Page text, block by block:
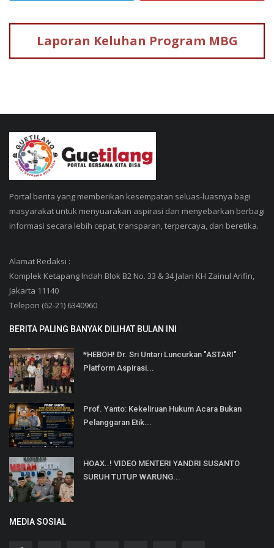
Laporan Keluhan Program MBG
Portal berita yang memberikan kesempatan seluas-luasnya bagi
masyarakat untuk menyuarakan aspirasi dan menyebarkan berbagi
informasi secara lebih cepat, transparan, terpercaya, dan beretika.
Alamat Redaksi :
Komplek Ketapang Indah Blok B2 No. 33 & 34 Jalan KH Zainul Arifin,
Jakarta 11140
Telepon (62-21) 6340960
BERITA PALING BANYAK DILIHAT BULAN INI
*HEBOH! Dr. Sri Untari Luncurkan "ASTARI"
Platform Aspirasi...
Prof. Yanto: Kekeliruan Hukum Acara Bukan
Pelanggaran Etik...
HOAX..! VIDEO MENTERI YANDRI SUSANTO
SURUH TUTUP WARUNG...
MEDIA SOSIAL